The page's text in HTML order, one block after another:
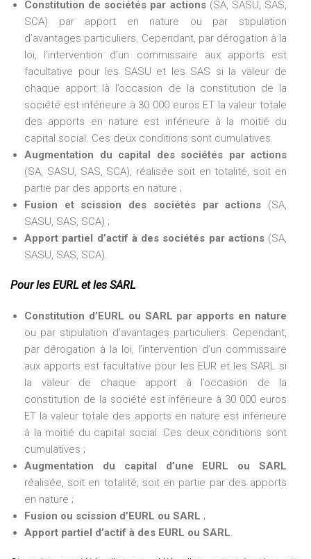
Constitution de sociétés par actions(SA, SASU, SAS,
SCA) par apport en nature ou par stipulation
d’avantages particuliers. Cependant, par dérogation à la
loi, l’intervention d’un commissaire aux apports est
facultative pour les SASU et les SAS si la valeur de
chaque apport là l’occasion de la constitution de la
société est inférieure à 30 000 euros ET la valeur totale
des apports en nature est inférieure à la moitié du
capital social. Ces deux conditions sont cumulatives.
Augmentation du capital des sociétés par actions
(SA, SASU, SAS, SCA), réalisée soit en totalité, soit en
partie par des apports en nature ;
Fusion et scission des sociétés par actions (SA,
SASU, SAS, SCA) ;
Apport partiel d’actif à des sociétés par actions(SA,
SASU, SAS, SCA).
Pour les EURL et les SARL
Constitution d’EURL ou SARL par apports en nature
ou par stipulation d’avantages particuliers. Cependant,
par dérogation à la loi, l’intervention d’un commissaire
aux apports est facultative pour les EUR et les SARL si
la valeur de chaque apport à l’occasion de la
constitution de la société est inférieure à 30 000 euros
ET la valeur totale des apports en nature est inférieure
à la moitié du capital social. Ces deux conditions sont
cumulatives ;
Augmentation du capital d’une EURL ou SARL
réalisée, soit en totalité, soit en partie par des apports
en nature ;
Fusion ou scission d’EURL ou SARL ;
Apport partiel d’actif à des EURL ou SARL.